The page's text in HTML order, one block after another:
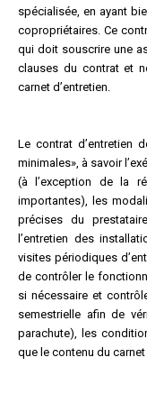
spécialisée, en ayant
copropriétaires. Ce
qui doit souscrire une
clauses du contrat et
carnet d’entretien.
Le contrat d’entretien
minimales», à savoir
(à l’exception de la
importantes), les
précises du
l’entretien des
visites périodiques
de contrôler le
si nécessaire et
semestrielle afin de
parachute), les
que le contenu du carnet